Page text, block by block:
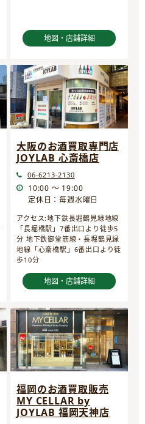
地図・店舗詳細
大阪のお酒買取専門店
JOYLAB 心斎橋店
06-6213-2130
10:00 ～ 19:00
定休日：毎週水曜日
アクセス:地下鉄長堀鶴見緑地線
「長堀橋駅」7番出口より徒歩5
分 地下鉄御堂筋線・長堀鶴見緑
地線「心斎橋駅」6番出口より徒
歩10分
地図・店舗詳細
福岡のお酒買取販売
MY CELLAR by
JOYLAB 福岡天神店